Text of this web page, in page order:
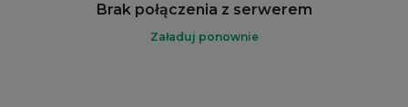
Brak połączenia z serwerem
Załaduj ponownie